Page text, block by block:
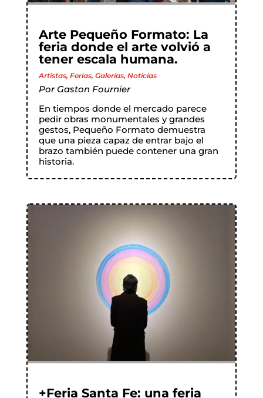
Arte Pequeño Formato: La
feria donde el arte volvió a
tener escala humana.
Artistas, Ferias, Galerías, Noticias
Por Gaston Fournier
En tiempos donde el mercado parece
pedir obras monumentales y grandes
gestos, Pequeño Formato demuestra
que una pieza capaz de entrar bajo el
brazo también puede contener una gran
historia.
+Feria Santa Fe: una feria